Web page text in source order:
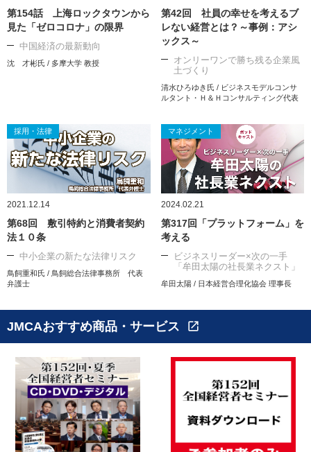
第154話 上海ロックタウンから
見た「ゼロコロナ」の限界
中国経済の最新動向
沈 才彬氏 / 多摩大学 教授
第42回 社員の幸せを考えるブ
レない経営とは？～事例：アシ
ックス～
オンリーワンで勝ち残る企業風
土づくり
清水ひろゆき氏 / ビジネスモデルコンサ
ルタント・Ｈ＆Ｈコンサルティング代表
採用・法律
2021.12.14
第68回 敷引特約と消費者契約
法１０条
中小企業の新たな法律リスク
鳥飼重和氏 / 鳥飼総合法律事務所 代表
弁護士
マネジメント
2024.02.21
第317回「プラットフォーム」を
考える
ビジネスリーダー×次の一手
「牟田太陽の社長業ネクスト」
牟田太陽 / 日本経営合理化協会 理事長
JMCAおすすめ商品・サービス open_in_new